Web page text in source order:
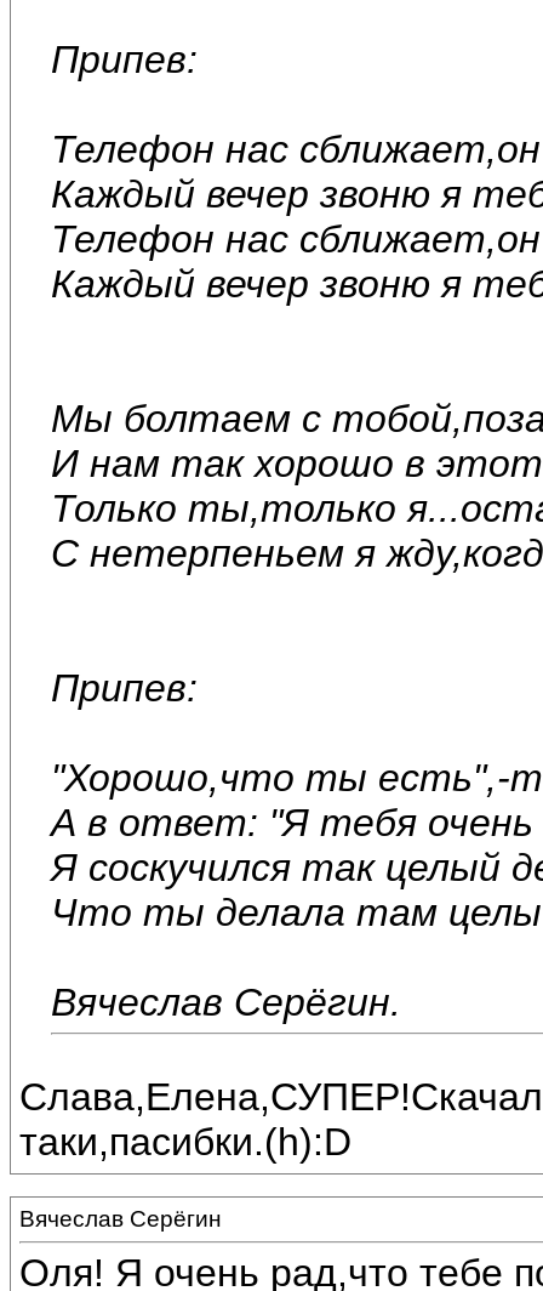
Припев:
Телефон нас
Каждый вечер звоню я
Телефон нас
Каждый вечер звоню я
Мы болтаем с
И нам так хорошо в этот
Только ты,только
С нетерпеньем я
Припев:
"Хорошо,что ты есть",-
А в ответ: "Я тебя очень
Я соскучился так целый
Что ты делала там
Вячеслав Серёгин.
таки,пасибки.(h):D
Вячеслав Серёгин
Оля! Я очень рад,что тебе